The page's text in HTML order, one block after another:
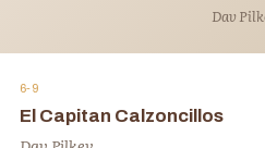
Dav
6-9
El Capitan Calzoncillos